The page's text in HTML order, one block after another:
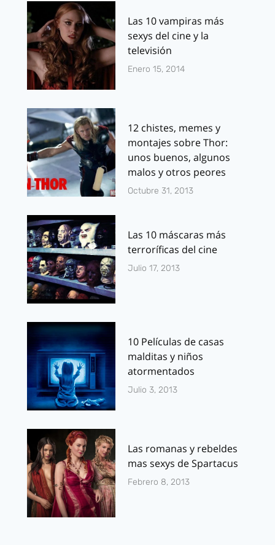
Las 10 vampiras más
sexys del cine y la
televisión
Enero 15, 2014
12 chistes, memes y
montajes sobre Thor:
unos buenos, algunos
malos y otros peores
Octubre 31, 2013
Las 10 máscaras más
terroríficas del cine
Julio 17, 2013
10 Películas de casas
malditas y niños
atormentados
Julio 3, 2013
Las romanas y rebeldes
mas sexys de Spartacus
Febrero 8, 2013